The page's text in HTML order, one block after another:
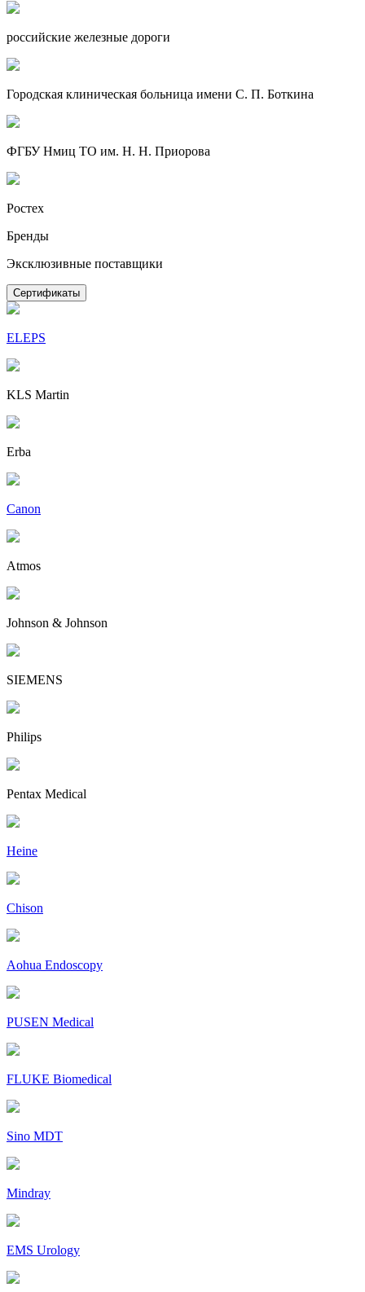
российские железные дороги
Городская клиническая больница имени С. П. Боткина
ФГБУ Нмиц ТО им. Н. Н. Приорова
Ростех
Бренды
Эксклюзивные поставщики
Сертификаты
ELEPS
KLS Martin
Erba
Canon
Atmos
Johnson & Johnson
SIEMENS
Philips
Pentax Medical
Heine
Chison
Aohua Endoscopy
PUSEN Medical
FLUKE Biomedical
Sino MDT
Mindray
EMS Urology